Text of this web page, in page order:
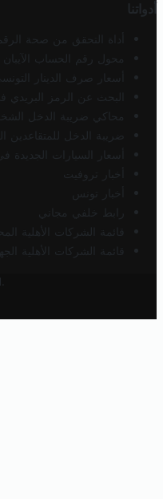
أدواتنا
أداة التحقق من صحة
محول رقم الحساب
أسعار صرف الدينار
البحث عن الرمز البريدي
محاكي ضريبة الدخل
ضريبة الدخل للمتقاعدين
أسعار السيارات الجديدة
أخبار تروفيت
أخبار تونس
رابط خلفي مجاني
قائمة الشركات الأهلية
قائمة الشركات الأهلية